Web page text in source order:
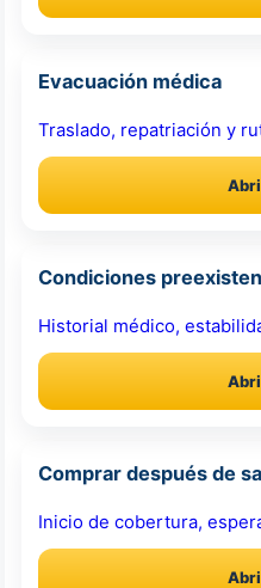
Evacuación médica
Traslado, repatriación y
Condiciones
Historial médico,
Comprar después de
Inicio de cobertura,